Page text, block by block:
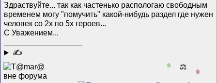
Здраствуйте... так как частенько распологаю свободным
временем могу "помучить" какой-нибудь раздел где нужен
человек со 2х по 5х героев...
С Уважением...
✍
0 ⚖️
0